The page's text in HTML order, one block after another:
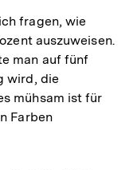
fragen, wie
auszuweisen.
man auf fünf
wird, die
mühsam ist für
Farben